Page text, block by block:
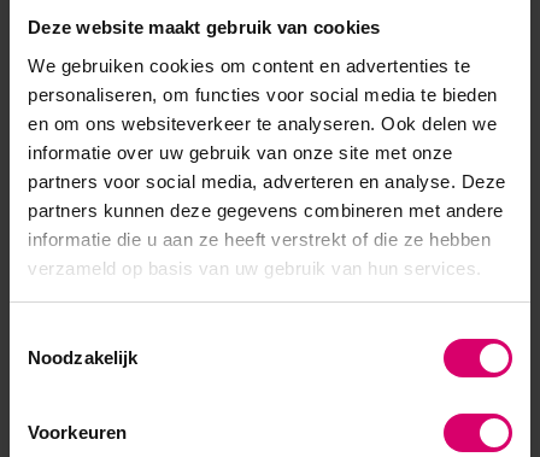
Deze website maakt gebruik van cookies
We gebruiken cookies om content en advertenties te
personaliseren, om functies voor social media te bieden
en om ons websiteverkeer te analyseren. Ook delen we
informatie over uw gebruik van onze site met onze
partners voor social media, adverteren en analyse. Deze
partners kunnen deze gegevens combineren met andere
informatie die u aan ze heeft verstrekt of die ze hebben
verzameld op basis van uw gebruik van hun services.
Noodzakelijk
Voorkeuren
Product specificaties
EAN 639370080574